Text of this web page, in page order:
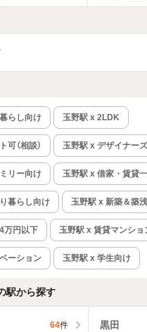
らし向け 玉野駅 x 2LDK
（相談） 玉野駅 x デザイナーズ
リー向け 玉野駅 x 借家・賃貸
暮らし向け 玉野駅 x 新築＆築浅
万円以下 玉野駅 x 賃貸マンショ
ーション 玉野駅 x 学生向け
駅から探す
64件 黒田